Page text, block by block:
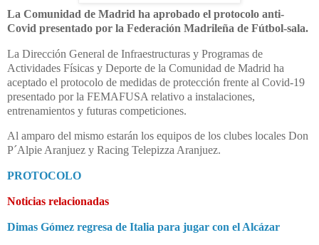
La Comunidad de Madrid ha aprobado el protocolo anti-
Covid presentado por la Federación Madrileña de Fútbol-sala.
La Dirección General de Infraestructuras y Programas de
Actividades Físicas y Deporte de la Comunidad de Madrid ha
aceptado el protocolo de medidas de protección frente al Covid-19
presentado por la FEMAFUSA relativo a instalaciones,
entrenamientos y futuras competiciones.
Al amparo del mismo estarán los equipos de los clubes locales Don
P´Alpie Aranjuez y Racing Telepizza Aranjuez.
PROTOCOLO
Noticias relacionadas
Dimas Gómez regresa de Italia para jugar con el Alcázar